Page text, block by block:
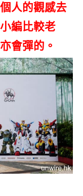
人的觀感去
編比較老
會彈的。